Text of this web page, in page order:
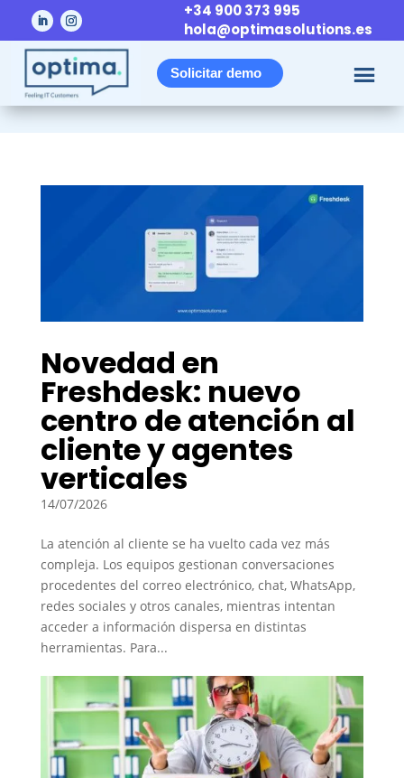
+34 900 373 995
hola@optimasolutions.es
Solicitar demo
Novedad en
Freshdesk: nuevo
centro de atención al
cliente y agentes
verticales
14/07/2026
La atención al cliente se ha vuelto cada vez más
compleja. Los equipos gestionan conversaciones
procedentes del correo electrónico, chat, WhatsApp,
redes sociales y otros canales, mientras intentan
acceder a información dispersa en distintas
herramientas. Para...